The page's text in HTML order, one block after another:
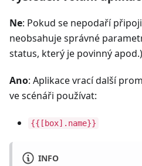
Ne: Pokud se nepodaří
neobsahuje správné
status, který je povinný apod.)
Ano: Aplikace vrací další
ve scénáři používat:
{{[box].name}}
INFO